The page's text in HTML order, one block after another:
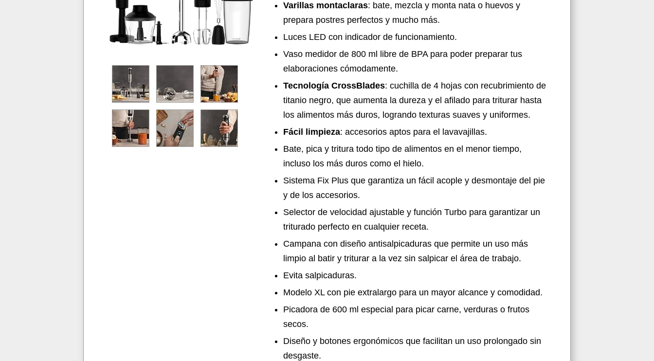
Varillas montaclaras: bate, mezcla y monta nata o huevos y
prepara postres perfectos y mucho más.
Luces LED con indicador de funcionamiento.
Vaso medidor de 800 ml libre de BPA para poder preparar tus
elaboraciones cómodamente.
Tecnología CrossBlades: cuchilla de 4 hojas con recubrimiento de
titanio negro, que aumenta la dureza y el afilado para triturar hasta
los alimentos más duros, logrando texturas suaves y uniformes.
Fácil limpieza: accesorios aptos para el lavavajillas.
Bate, pica y tritura todo tipo de alimentos en el menor tiempo,
incluso los más duros como el hielo.
Sistema Fix Plus que garantiza un fácil acople y desmontaje del pie
y de los accesorios.
Selector de velocidad ajustable y función Turbo para garantizar un
triturado perfecto en cualquier receta.
Campana con diseño antisalpicaduras que permite un uso más
limpio al batir y triturar a la vez sin salpicar el área de trabajo.
Evita salpicaduras.
Modelo XL con pie extralargo para un mayor alcance y comodidad.
Picadora de 600 ml especial para picar carne, verduras o frutos
secos.
Diseño y botones ergonómicos que facilitan un uso prolongado sin
desgaste.